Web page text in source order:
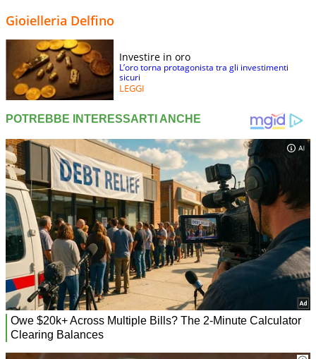
Gioielleria Delfino
Investire in oro
L’oro torna protagonista tra gli investimenti
sicuri
LEGGI